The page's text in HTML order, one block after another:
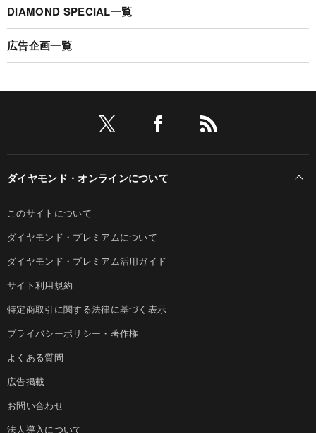
DIAMOND SPECIAL一覧
広告企画一覧
ダイヤモンド・オンラインについて
このサイトについて
ダイヤモンド・プレミアムについて
ダイヤモンド・プレミアム活用ガイド
サイト利用規約
特定商取引に関する法律に基づく表示
プライバシーポリシー・著作権
よくある質問
広告掲載
お問い合わせ
法人導入について